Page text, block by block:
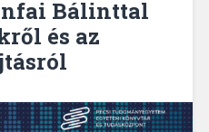
Bálinttal
és az